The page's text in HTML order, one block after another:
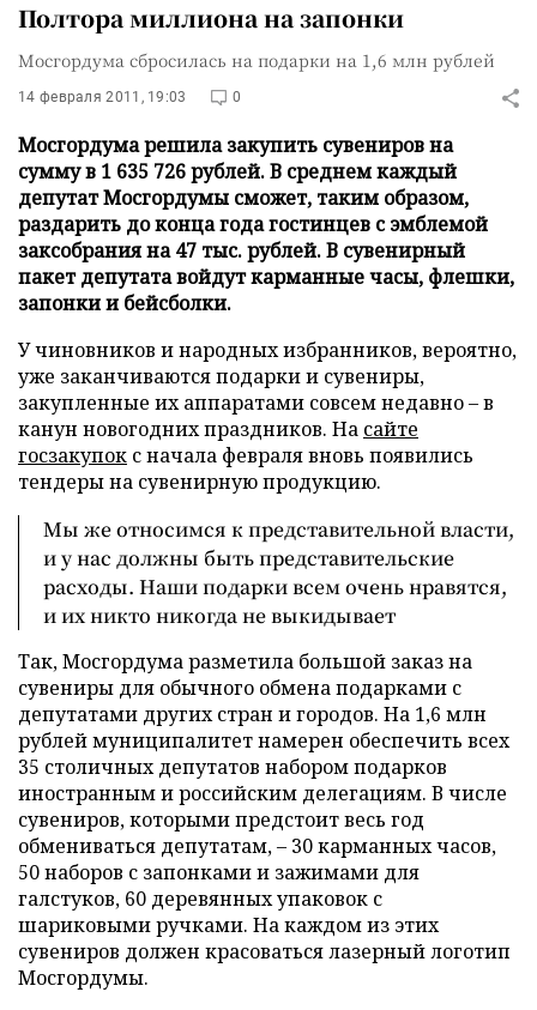
Полтора миллиона на запонки
Мосгордума сбросилась на подарки на 1,6 млн рублей
14 февраля 2011, 19:03 0
Мосгордума решила закупить сувениров на
сумму в 1 635 726 рублей. В среднем каждый
депутат Мосгордумы сможет, таким образом,
раздарить до конца года гостинцев с эмблемой
заксобрания на 47 тыс. рублей. В сувенирный
пакет депутата войдут карманные часы, флешки,
запонки и бейсболки.
У чиновников и народных избранников, вероятно,
уже заканчиваются подарки и сувениры,
закупленные их аппаратами совсем недавно – в
канун новогодних праздников. На сайте
госзакупок с начала февраля вновь появились
тендеры на сувенирную продукцию.
Мы же относимся к представительной власти,
и у нас должны быть представительские
расходы. Наши подарки всем очень нравятся,
и их никто никогда не выкидывает
Так, Мосгордума разметила большой заказ на
сувениры для обычного обмена подарками с
депутатами других стран и городов. На 1,6 млн
рублей муниципалитет намерен обеспечить всех
35 столичных депутатов набором подарков
иностранным и российским делегациям. В числе
сувениров, которыми предстоит весь год
обмениваться депутатам, – 30 карманных часов,
50 наборов с запонками и зажимами для
галстуков, 60 деревянных упаковок с
шариковыми ручками. На каждом из этих
сувениров должен красоваться лазерный логотип
Мосгордумы.